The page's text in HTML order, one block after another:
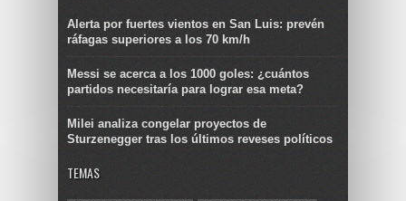
Alerta por fuertes vientos en San Luis: prevén
ráfagas superiores a los 70 km/h
Messi se acerca a los 1000 goles: ¿cuántos
partidos necesitaría para lograr esa meta?
Milei analiza congelar proyectos de
Sturzenegger tras los últimos reveses políticos
TEMAS